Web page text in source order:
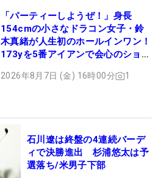
「パーティーしようぜ！」身長
154cmの小さなドラコン女子・鈴
木真緒が人生初のホールインワン！
173yを5番アイアンで会心のショッ
2026年8月7日 (金) 16時00分 1
石川遼は終盤の4連続バーデ
ィで決勝進出 杉浦悠太は予
選落ち/米男子下部